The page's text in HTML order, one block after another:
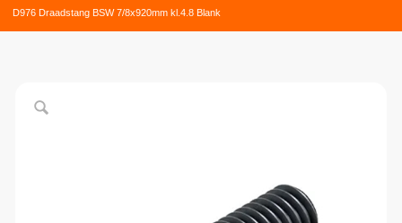
D976 Draadstang BSW 7/8x920mm kl.4.8 Blank